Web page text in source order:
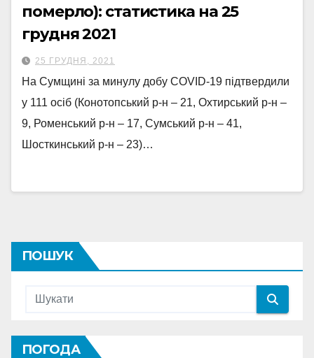
померло): статистика на 25
грудня 2021
25 ГРУДНЯ, 2021
На Сумщині за минулу добу COVID-19 підтвердили
у 111 осіб (Конотопський р-н – 21, Охтирський р-н –
9, Роменський р-н – 17, Сумський р-н – 41,
Шосткинський р-н – 23)…
ПОШУК
ПОГОДА